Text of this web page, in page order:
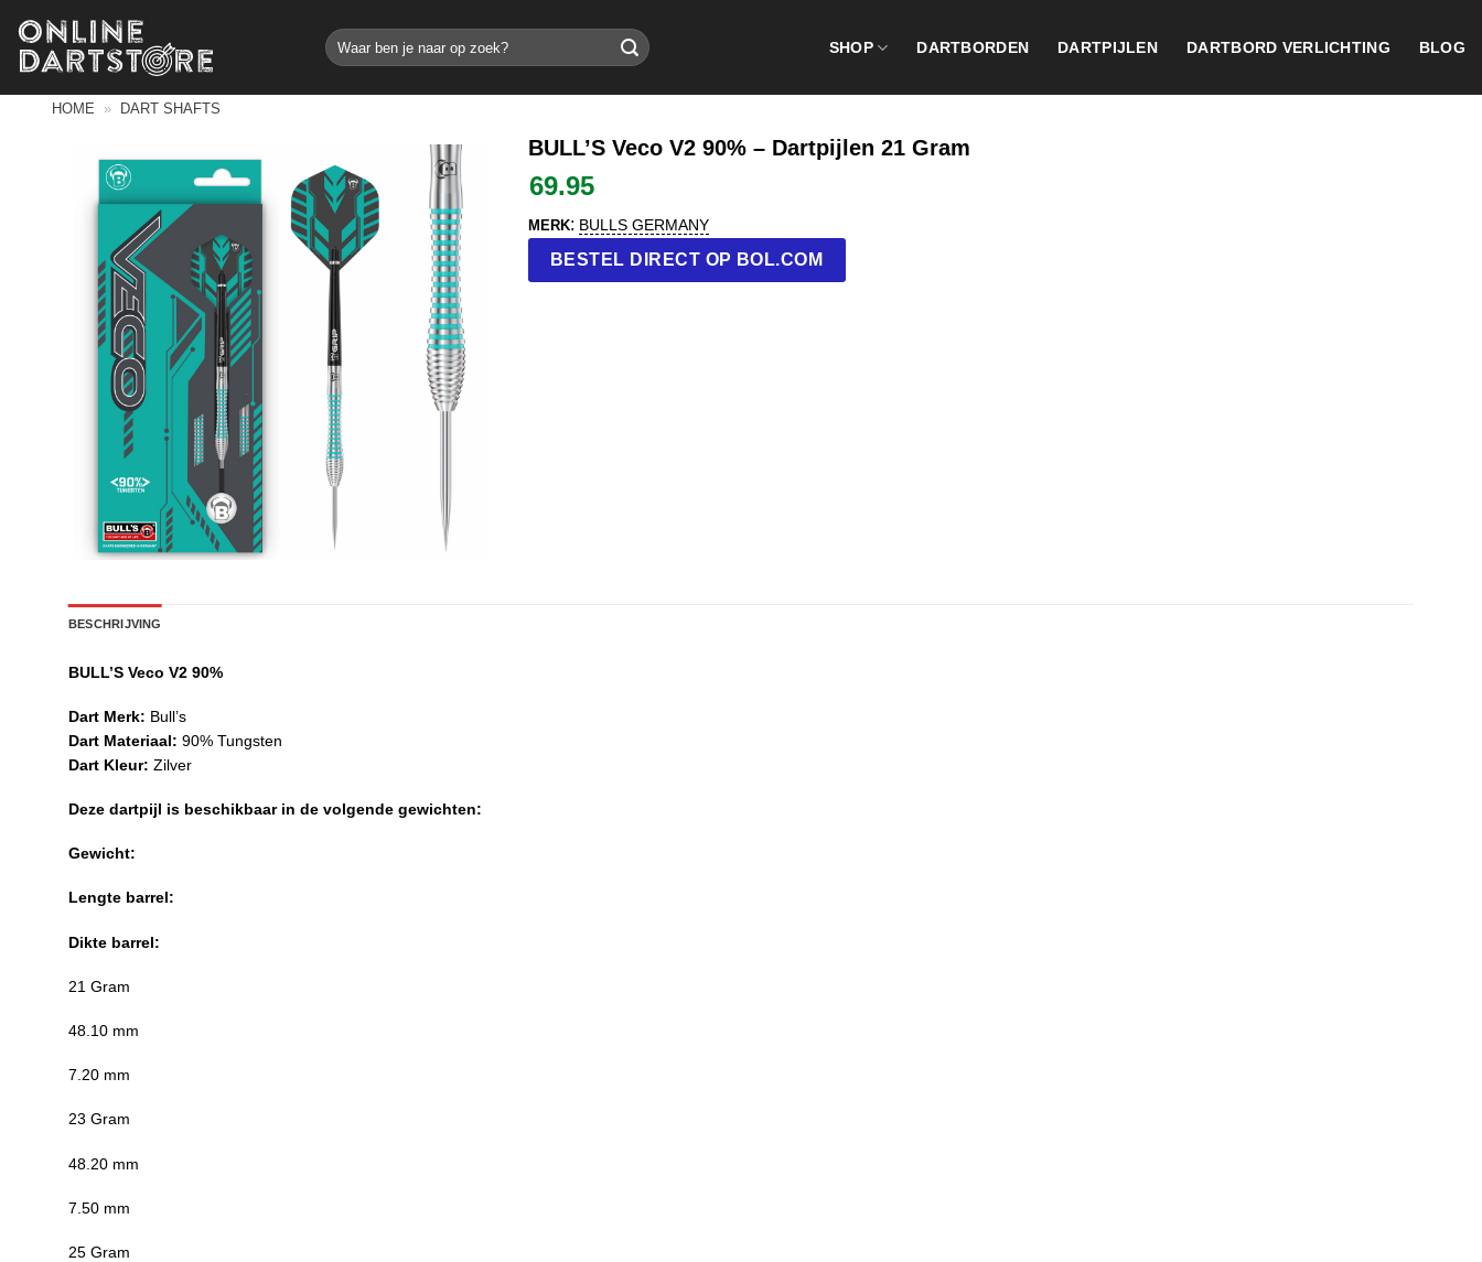
naar
inhoud
Zoeken
naar:
SHOP DARTBORDEN DARTPIJLEN DARTBORD VERLICHTING BLOG
HOME » DART SHAFTS
BULL’S Veco V2 90% – Dartpijlen 21 Gram
69.95
MERK: BULLS GERMANY
BESTEL DIRECT OP BOL.COM
BESCHRIJVING
BULL’S Veco V2 90%
Dart Merk: Bull’s
Dart Materiaal: 90% Tungsten
Dart Kleur: Zilver
Deze dartpijl is beschikbaar in de volgende gewichten:
Gewicht:
Lengte barrel:
Dikte barrel:
21 Gram
48.10 mm
7.20 mm
23 Gram
48.20 mm
7.50 mm
25 Gram